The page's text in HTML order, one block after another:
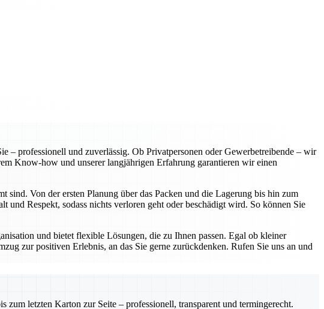
professionell und zuverlässig. Ob Privatpersonen oder Gewerbetreibende – wir
Know-how und unserer langjährigen Erfahrung garantieren wir einen
Von der ersten Planung über das Packen und die Lagerung bis hin zum
Respekt, sodass nichts verloren geht oder beschädigt wird. So können Sie
und bietet flexible Lösungen, die zu Ihnen passen. Egal ob kleiner
zur positiven Erlebnis, an das Sie gerne zurückdenken. Rufen Sie uns an und
zum letzten Karton zur Seite – professionell, transparent und termingerecht.